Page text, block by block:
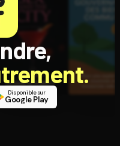
Disponible sur
Google Play